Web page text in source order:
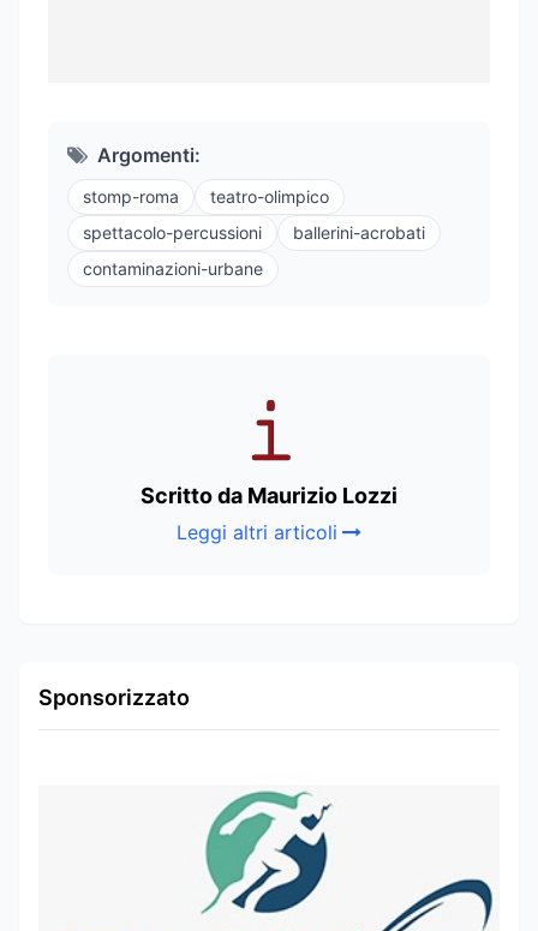
Argomenti:
stomp-roma
teatro-olimpico
spettacolo-percussioni
ballerini-acrobati
contaminazioni-urbane
Scritto da Maurizio Lozzi
Leggi altri articoli
Sponsorizzato